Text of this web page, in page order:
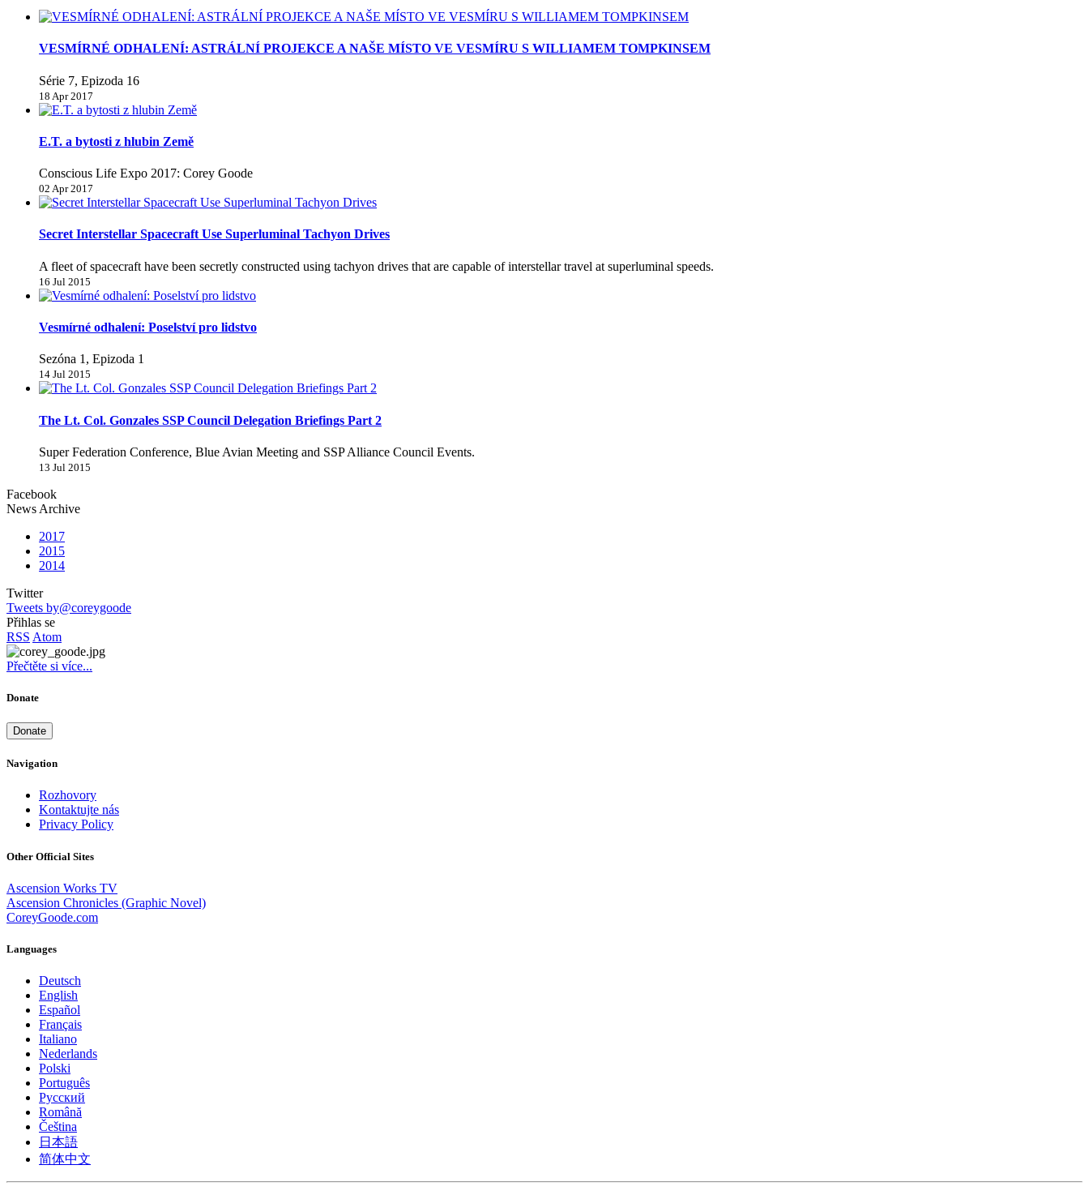
VESMÍRNÉ ODHALENÍ: ASTRÁLNÍ PROJEKCE A NAŠE MÍSTO VE VESMÍRU S WILLIAMEM TOMPKINSEM
Série 7, Epizoda 16
18 Apr 2017
E.T. a bytosti z hlubin Země
Conscious Life Expo 2017: Corey Goode
02 Apr 2017
Secret Interstellar Spacecraft Use Superluminal Tachyon Drives
A fleet of spacecraft have been secretly constructed using tachyon drives that are capable of interstellar travel at superluminal speeds.
16 Jul 2015
Vesmírné odhalení: Poselství pro lidstvo
Sezóna 1, Epizoda 1
14 Jul 2015
The Lt. Col. Gonzales SSP Council Delegation Briefings Part 2
Super Federation Conference, Blue Avian Meeting and SSP Alliance Council Events.
13 Jul 2015
Facebook
News Archive
2017
2015
2014
Twitter
Tweets by@coreygoode
Přihlas se
RSS Atom
Přečtěte si více...
Donate
Donate
Navigation
Rozhovory
Kontaktujte nás
Privacy Policy
Other Official Sites
Ascension Works TV
Ascension Chronicles (Graphic Novel)
CoreyGoode.com
Languages
Deutsch
English
Español
Français
Italiano
Nederlands
Polski
Português
Pусский
Română
Čeština
日本語
简体中文